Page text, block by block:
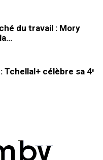
du travail : Mory
célèbre sa 4ᵉ